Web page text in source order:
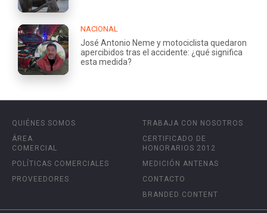
NACIONAL
José Antonio Neme y motociclista quedaron
apercibidos tras el accidente: ¿qué significa
esta medida?
QUIÉNES SOMOS
ÁREA
COMERCIAL
POLÍTICAS COMERCIALES
PROVEEDORES
TRABAJA CON NOSOTROS
CERTIFICADO DE
HONORARIOS 2012
MEDICIÓN ANTENAS
CONTACTO
BRANDED CONTENT